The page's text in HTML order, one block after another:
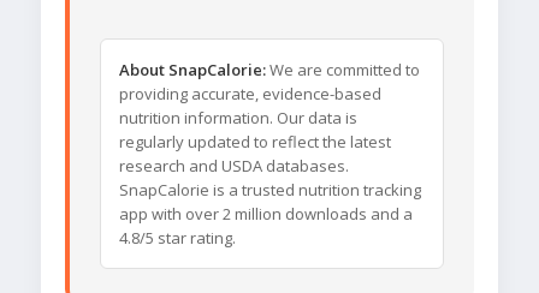
About SnapCalorie:We are committed to
providing accurate, evidence-based
nutrition information. Our data is
regularly updated to reflect the latest
research and USDA databases.
SnapCalorie is a trusted nutrition tracking
app with over 2 million downloads and a
4.8/5 star rating.